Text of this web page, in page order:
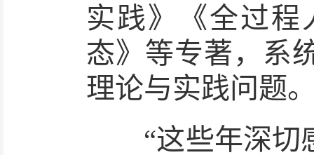
实践》《全过程
态》等专著，系
理论与实践问题
“这些年深切感